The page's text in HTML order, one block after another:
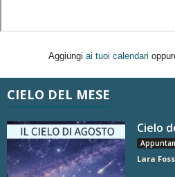
Aggiungi ai tuoi calendari
CIELO DEL MESE
Cielo
Lara